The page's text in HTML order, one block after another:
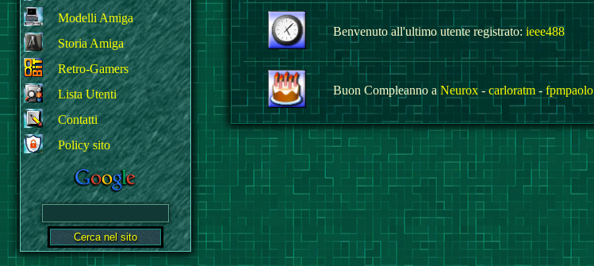
Modelli Amiga
Storia Amiga
Retro-Gamers
Lista Utenti
Contatti
Policy sito
Benvenuto all'ultimo utente registrato: ieee488
Buon Compleanno a Neurox - carloratm - fpmpaolo